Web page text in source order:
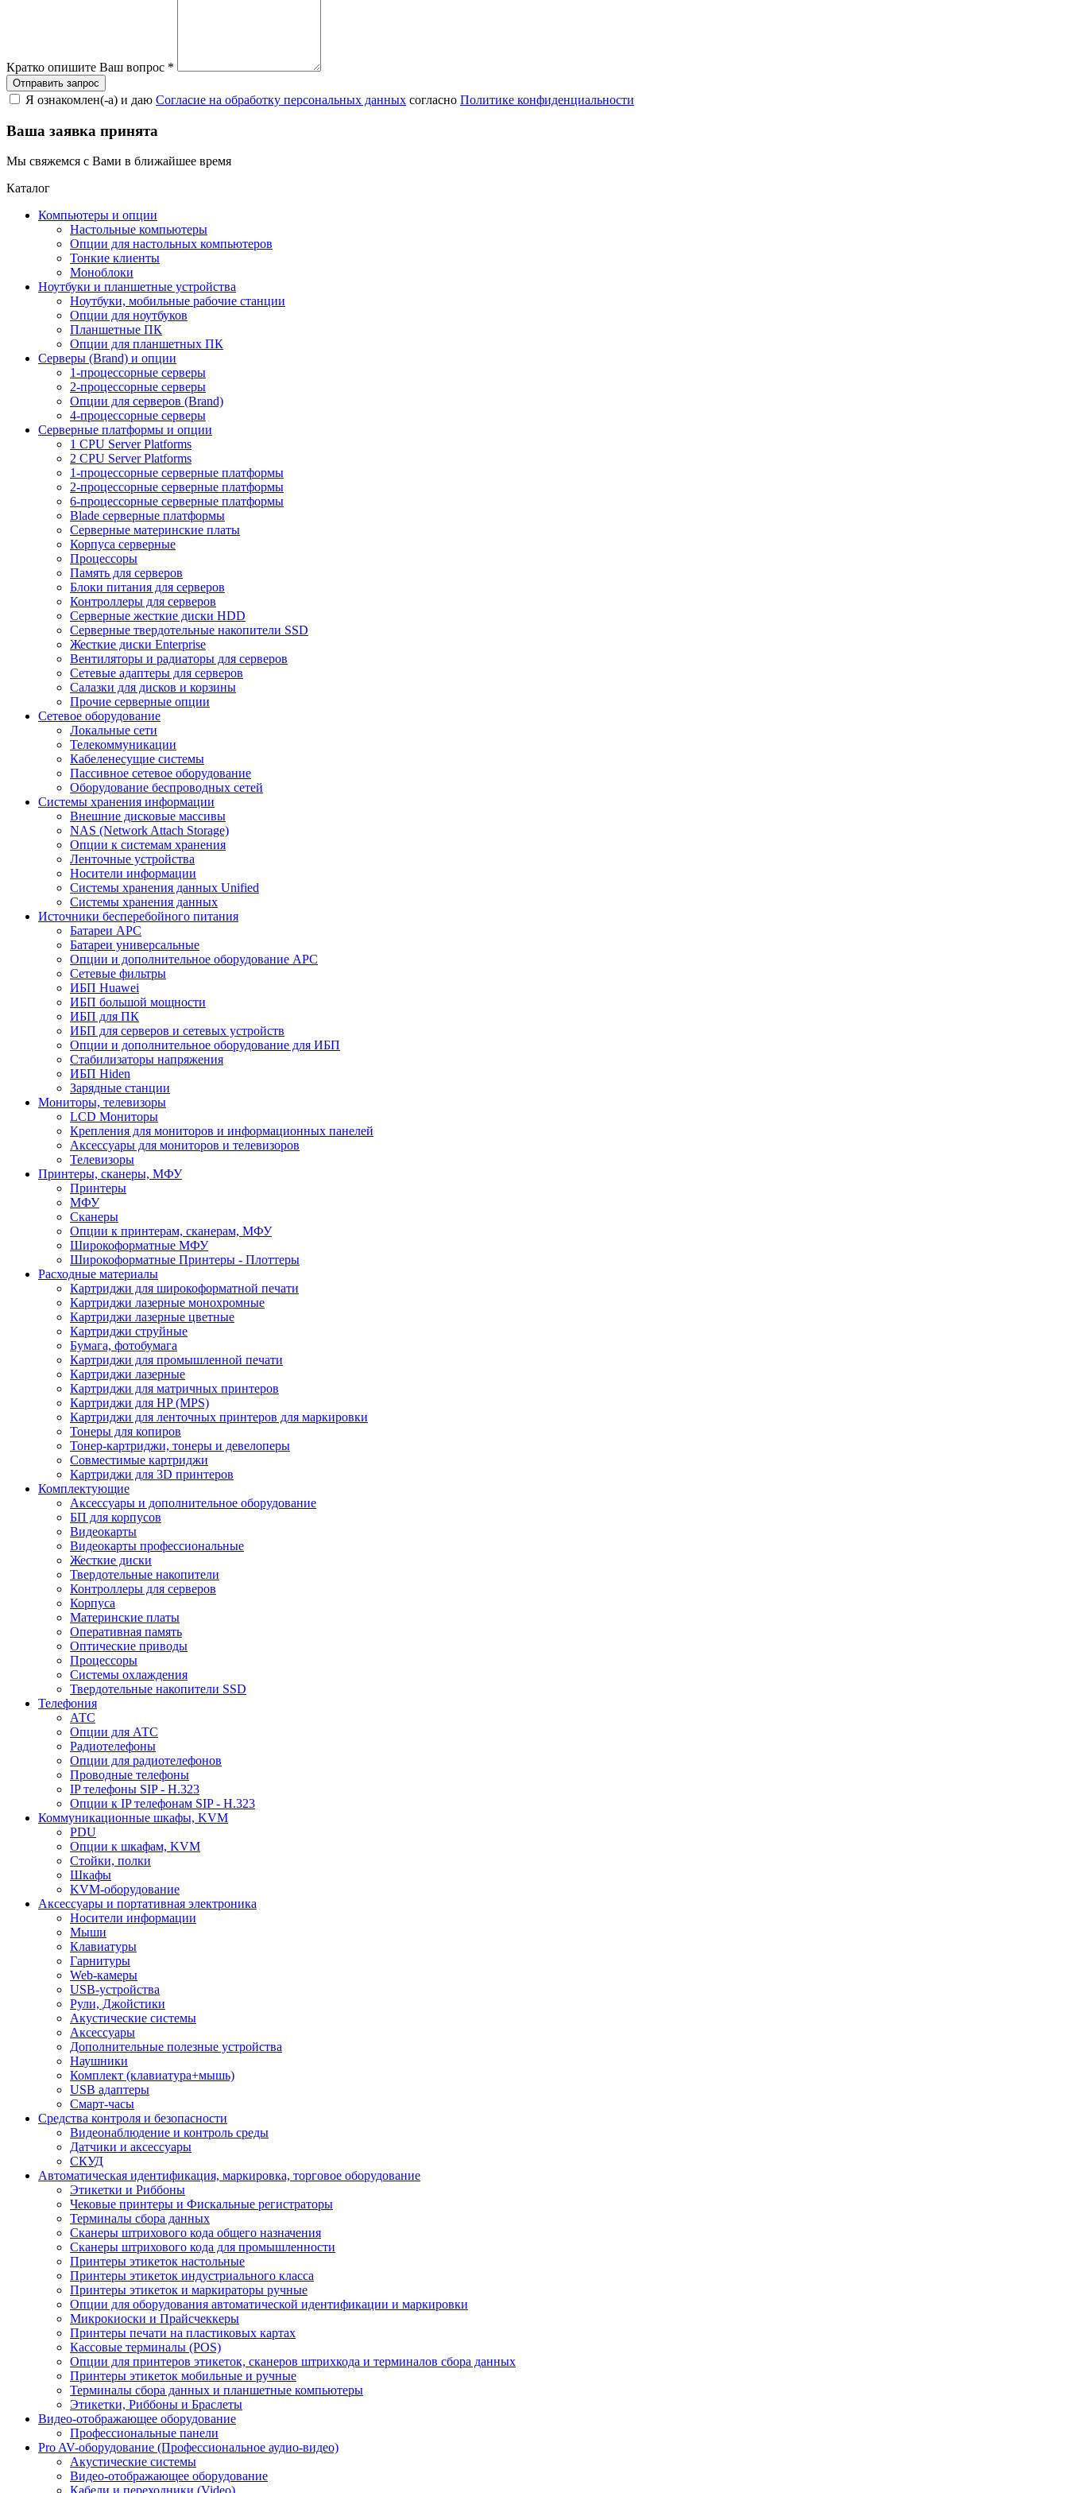
Кратко опишите Ваш вопрос *
Я ознакомлен(-а) и даю Согласие на обработку персональных данных согласно Политике конфиденциальности
Ваша заявка принята
Мы свяжемся с Вами в ближайшее время
Каталог
Компьютеры и опции
Настольные компьютеры
Опции для настольных компьютеров
Тонкие клиенты
Моноблоки
Ноутбуки и планшетные устройства
Ноутбуки, мобильные рабочие станции
Опции для ноутбуков
Планшетные ПК
Опции для планшетных ПК
Серверы (Brand) и опции
1-процессорные серверы
2-процессорные серверы
Опции для серверов (Brand)
4-процессорные серверы
Серверные платформы и опции
1 CPU Server Platforms
2 CPU Server Platforms
1-процессорные серверные платформы
2-процессорные серверные платформы
6-процессорные серверные платформы
Blade серверные платформы
Серверные материнские платы
Корпуса серверные
Процессоры
Память для серверов
Блоки питания для серверов
Контроллеры для серверов
Серверные жесткие диски HDD
Серверные твердотельные накопители SSD
Жесткие диски Enterprise
Вентиляторы и радиаторы для серверов
Сетевые адаптеры для серверов
Салазки для дисков и корзины
Прочие серверные опции
Сетевое оборудование
Локальные сети
Телекоммуникации
Кабеленесущие системы
Пассивное сетевое оборудование
Оборудование беспроводных сетей
Системы хранения информации
Внешние дисковые массивы
NAS (Network Attach Storage)
Опции к системам хранения
Ленточные устройства
Носители информации
Системы хранения данных Unified
Системы хранения данных
Источники бесперебойного питания
Батареи APC
Батареи универсальные
Опции и дополнительное оборудование АРС
Сетевые фильтры
ИБП Huawei
ИБП большой мощности
ИБП для ПК
ИБП для серверов и сетевых устройств
Опции и дополнительное оборудование для ИБП
Стабилизаторы напряжения
ИБП Hiden
Зарядные станции
Мониторы, телевизоры
LCD Мониторы
Крепления для мониторов и информационных панелей
Аксессуары для мониторов и телевизоров
Телевизоры
Принтеры, сканеры, МФУ
Принтеры
МФУ
Сканеры
Опции к принтерам, сканерам, МФУ
Широкоформатные МФУ
Широкоформатные Принтеры - Плоттеры
Расходные материалы
Картриджи для широкоформатной печати
Картриджи лазерные монохромные
Картриджи лазерные цветные
Картриджи струйные
Бумага, фотобумага
Картриджи для промышленной печати
Картриджи лазерные
Картриджи для матричных принтеров
Картриджи для HP (MPS)
Картриджи для ленточных принтеров для маркировки
Тонеры для копиров
Тонер-картриджи, тонеры и девелоперы
Совместимые картриджи
Картриджи для 3D принтеров
Комплектующие
Аксессуары и дополнительное оборудование
БП для корпусов
Видеокарты
Видеокарты профессиональные
Жесткие диски
Твердотельные накопители
Контроллеры для серверов
Корпуса
Материнские платы
Оперативная память
Оптические приводы
Процессоры
Системы охлаждения
Твердотельные накопители SSD
Телефония
АТС
Опции для АТС
Радиотелефоны
Опции для радиотелефонов
Проводные телефоны
IP телефоны SIP - H.323
Опции к IP телефонам SIP - H.323
Коммуникационные шкафы, KVM
PDU
Опции к шкафам, KVM
Стойки, полки
Шкафы
KVM-оборудование
Аксессуары и портативная электроника
Носители информации
Мыши
Клавиатуры
Гарнитуры
Web-камеры
USB-устройства
Рули, Джойстики
Акустические системы
Аксессуары
Дополнительные полезные устройства
Наушники
Комплект (клавиатура+мышь)
USB адаптеры
Смарт-часы
Средства контроля и безопасности
Видеонаблюдение и контроль среды
Датчики и аксессуары
СКУД
Автоматическая идентификация, маркировка, торговое оборудование
Этикетки и Риббоны
Чековые принтеры и Фискальные регистраторы
Терминалы сбора данных
Сканеры штрихового кода общего назначения
Сканеры штрихового кода для промышленности
Принтеры этикеток настольные
Принтеры этикеток индустриального класса
Принтеры этикеток и маркираторы ручные
Опции для оборудования автоматической идентификации и маркировки
Микрокиоски и Прайсчеккеры
Принтеры печати на пластиковых картах
Кассовые терминалы (POS)
Опции для принтеров этикеток, сканеров штрихкода и терминалов сбора данных
Принтеры этикеток мобильные и ручные
Терминалы сбора данных и планшетные компьютеры
Этикетки, Риббоны и Браслеты
Видео-отображающее оборудование
Профессиональные панели
Pro AV-оборудование (Профессиональное аудио-видео)
Акустические системы
Видео-отображающее оборудование